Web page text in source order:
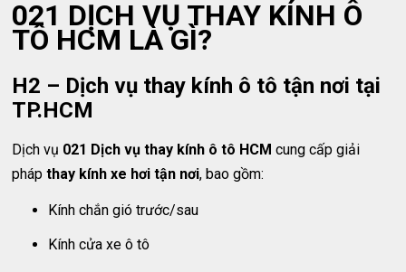
021 DỊCH VỤ THAY KÍNH Ô
TÔ HCM LÀ GÌ?
H2 – Dịch vụ thay kính ô tô tận nơi tại
TP.HCM
Dịch vụ 021 Dịch vụ thay kính ô tô HCM cung cấp giải
phápthay kính xe hơi tận nơi, bao gồm:
Kính chắn gió trước/sau
Kính cửa xe ô tô